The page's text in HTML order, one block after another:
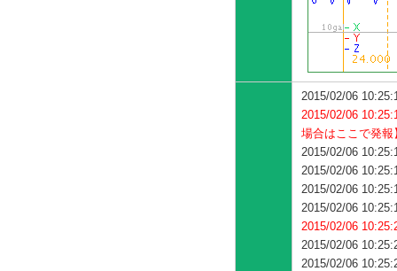
2015/02/06
2015/02/06
場合はここで発報
2015/02/06
2015/02/06
2015/02/06
2015/02/06
2015/02/06
2015/02/06
2015/02/06